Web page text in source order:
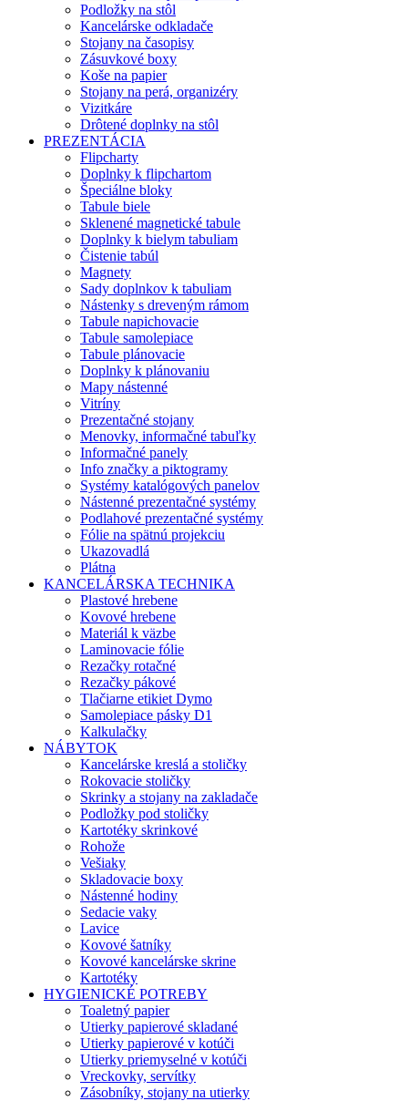
Podložky na stôl
Kancelárske odkladače
Stojany na časopisy
Zásuvkové boxy
Koše na papier
Stojany na perá, organizéry
Vizitkáre
Drôtené doplnky na stôl
PREZENTÁCIA
Flipcharty
Doplnky k flipchartom
Špeciálne bloky
Tabule biele
Sklenené magnetické tabule
Doplnky k bielym tabuliam
Čistenie tabúl
Magnety
Sady doplnkov k tabuliam
Nástenky s dreveným rámom
Tabule napichovacie
Tabule samolepiace
Tabule plánovacie
Doplnky k plánovaniu
Mapy nástenné
Vitríny
Prezentačné stojany
Menovky, informačné tabuľky
Informačné panely
Info značky a piktogramy
Systémy katalógových panelov
Nástenné prezentačné systémy
Podlahové prezentačné systémy
Fólie na spätnú projekciu
Ukazovadlá
Plátna
KANCELÁRSKA TECHNIKA
Plastové hrebene
Kovové hrebene
Materiál k väzbe
Laminovacie fólie
Rezačky rotačné
Rezačky pákové
Tlačiarne etikiet Dymo
Samolepiace pásky D1
Kalkulačky
NÁBYTOK
Kancelárske kreslá a stoličky
Rokovacie stoličky
Skrinky a stojany na zakladače
Podložky pod stoličky
Kartotéky skrinkové
Rohože
Vešiaky
Skladovacie boxy
Nástenné hodiny
Sedacie vaky
Lavice
Kovové šatníky
Kovové kancelárske skrine
Kartotéky
HYGIENICKÉ POTREBY
Toaletný papier
Utierky papierové skladané
Utierky papierové v kotúči
Utierky priemyselné v kotúči
Vreckovky, servítky
Zásobníky, stojany na utierky